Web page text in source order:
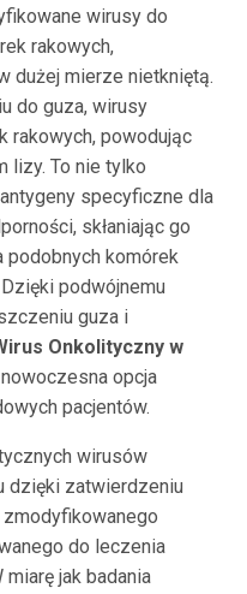
wirusy do
rakowych,
dużej mierze nietkniętą.
do guza, wirusy
rakowych, powodując
lizy. To nie tylko
specyficzne dla
skłaniając go
podobnych komórek
podwójnemu
guza i
Onkolityczny w
opcja
pacjentów.
wirusów
dzięki zatwierdzeniu
zmodyfikowanego
do leczenia
jak badania